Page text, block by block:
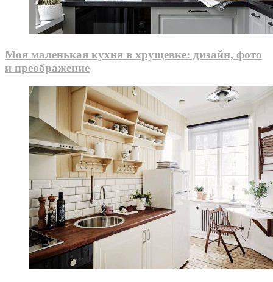
Моя маленькая кухня в хрущевке: дизайн, фото
и преображение